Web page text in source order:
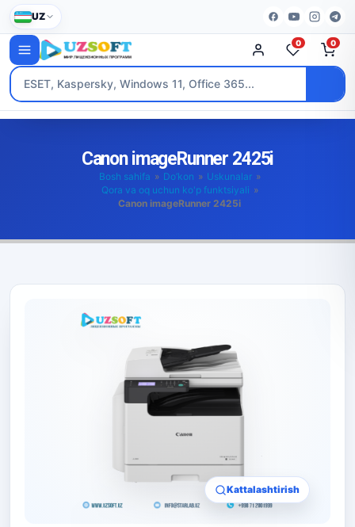
UZ
0 0
Canon imageRunner 2425i
Bosh sahifa » Do’kon » Uskunalar »
Qora va oq uchun ko'p funktsiyali »
Canon imageRunner 2425i
Kattalashtirish